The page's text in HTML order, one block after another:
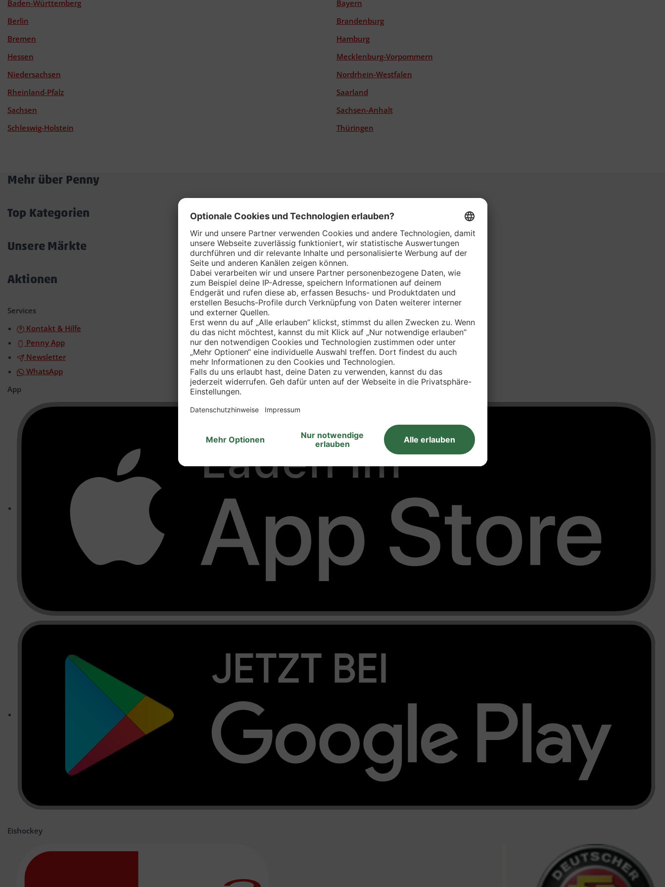
Baden-Württemberg
Bayern
Berlin
Brandenburg
Bremen
Hamburg
Hessen
Mecklenburg-Vorpommern
Niedersachsen
Nordrhein-Westfalen
Rheinland-Pfalz
Saarland
Sachsen
Sachsen-Anhalt
Schleswig-Holstein
Thüringen
Mehr über Penny
öffnen/schließen
Top Kategorien
Unsere Märkte
Aktionen
Services
Kontakt & Hilfe
Penny App
Newsletter
WhatsApp
App
Eishockey